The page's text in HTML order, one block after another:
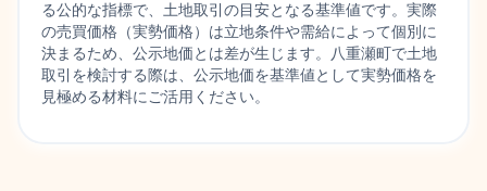
る公的な指標で、土地取引の目安となる基準値です。実際
の売買価格（実勢価格）は立地条件や需給によって個別に
決まるため、公示地価とは差が生じます。八重瀬町で土地
取引を検討する際は、公示地価を基準値として実勢価格を
見極める材料にご活用ください。